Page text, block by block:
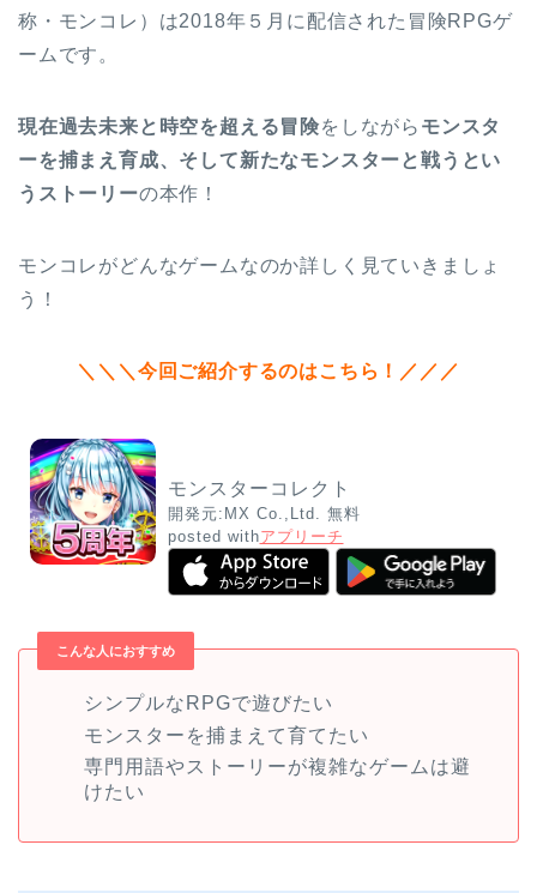
称・モンコレ）は2018年５月に配信された冒険RPGゲ
ームです。
現在過去未来と時空を超える冒険をしながら モンスタ
ーを捕まえ育成、そして新たなモンスターと戦うとい
うストーリーの本作！
モンコレがどんなゲームなのか詳しく見ていきましょ
う！
＼＼＼今回ご紹介するのはこちら！／／／
モンスターコレクト
開発元: MX Co.,Ltd. 無料
posted withアプリーチ
こんな人におすすめ
シンプルなRPGで遊びたい
モンスターを捕まえて育てたい
専門用語やストーリーが複雑なゲームは避
けたい